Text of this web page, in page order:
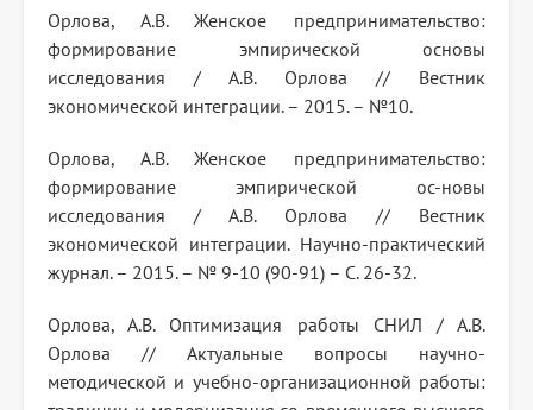
Орлова, А.В. Женское предпринимательство:
формирование эмпирической основы
исследования / А.В. Орлова // Вестник
экономической интеграции. – 2015. – №10.
Орлова, А.В. Женское предпринимательство:
формирование эмпирической ос-новы
исследования / А.В. Орлова // Вестник
экономической интеграции. Научно-практический
журнал. – 2015. – № 9-10 (90-91) – С. 26-32.
Орлова, А.В. Оптимизация работы СНИЛ / А.В.
Орлова // Актуальные вопросы научно-
методической и учебно-организационной работы: